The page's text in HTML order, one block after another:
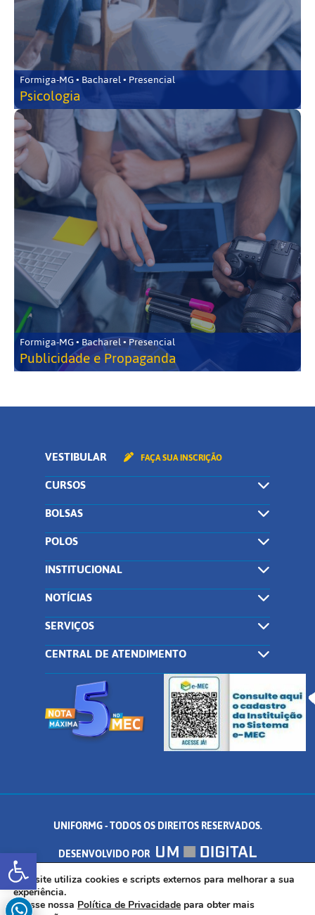
Abrir a barra de ferramentas
Formiga-MG • Bacharel • Presencial
Psicologia
Formiga-MG • Bacharel • Presencial
Publicidade e Propaganda
VESTIBULAR FAÇA SUA INSCRIÇÃO
CURSOS
BOLSAS
POLOS
INSTITUCIONAL
NOTÍCIAS
SERVIÇOS
CENTRAL DE ATENDIMENTO
UNIFORMG - TODOS OS DIREITOS RESERVADOS.
DESENVOLVIDO POR
AV. DR. ARNALDO DE SENNA, 328 - PALMEIRAS, FORMIGA/MG - CEP:
35.574.530
Este site utiliza cookies e scripts externos para melhorar a sua
experiência.
Acesse nossa Política de Privacidade para obter mais